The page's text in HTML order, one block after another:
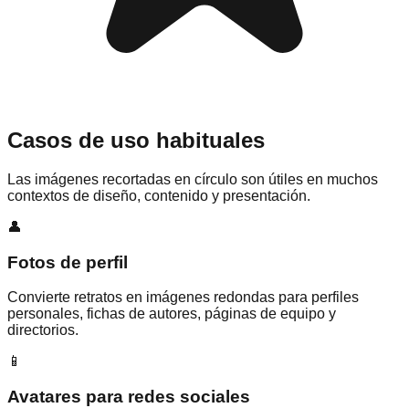
Casos de uso habituales
Las imágenes recortadas en círculo son útiles en muchos
contextos de diseño, contenido y presentación.
👤
Fotos de perfil
Convierte retratos en imágenes redondas para perfiles
personales, fichas de autores, páginas de equipo y
directorios.
📱
Avatares para redes sociales